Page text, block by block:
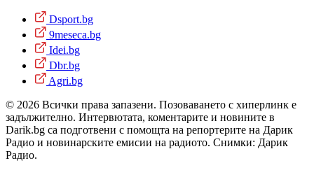
Dsport.bg
9meseca.bg
Idei.bg
Dbr.bg
Agri.bg
© 2026 Всички права запазени. Позоваването с хиперлинк е
задължително. Интервютата, коментарите и новините в
Darik.bg са подготвени с помощта на репортерите на Дарик
Радио и новинарските емисии на радиото. Снимки: Дарик
Радио.